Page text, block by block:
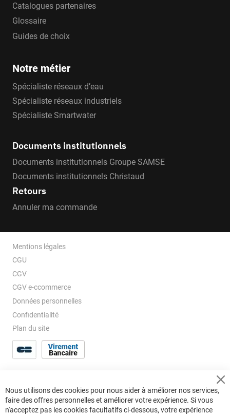
Catalogues partenaires
Glossaire
Guides de choix
Notre métier
Spécialiste réseaux d’eau
Spécialiste réseaux industriels
Spécialiste Smartwater
Documents institutionnels
Documents institutionnels Groupe SAMSE
Documents institutionnels Christaud
Retours
Annuler ma commande
Mentions légales
CGU
CGV
CGV e-ccommerce
Données personnelles
Confidentialité
Plan du site
Nous utilisons des cookies pour nous aider à améliorer nos services,
faire des offres personnelles et améliorer votre expérience. Si vous
n'acceptez pas les cookies facultatifs ci-dessous, votre expérience